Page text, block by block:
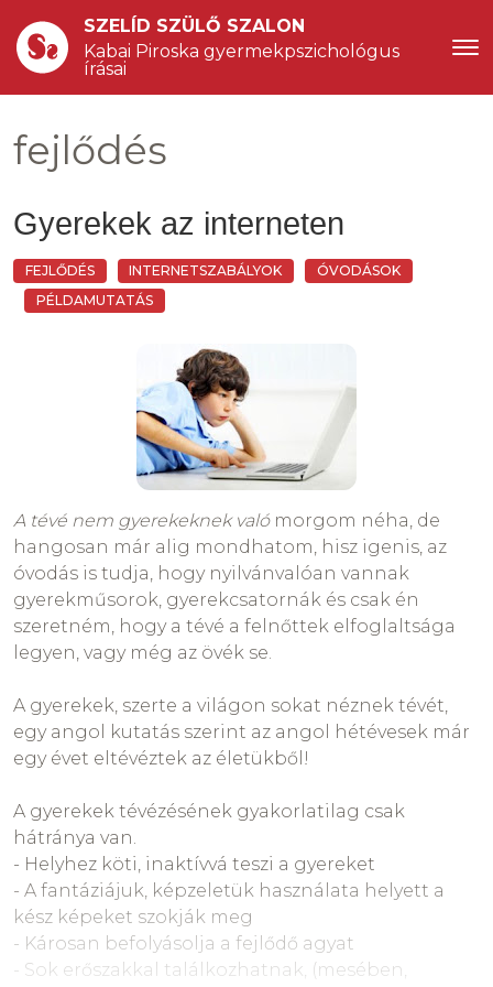
SZELÍD SZÜLŐ SZALON
Kabai Piroska gyermekpszichológus
írásai
fejlődés
Gyerekek az interneten
FEJLŐDÉS INTERNETSZABÁLYOK
ÓVODÁSOK
PÉLDAMUTATÁS
A tévé nem gyerekeknek valómorgom néha, de
hangosan már alig mondhatom, hisz igenis, az
óvodás is tudja, hogy nyilvánvalóan vannak
gyerekműsorok, gyerekcsatornák és csak én
szeretném, hogy a tévé a felnőttek elfoglaltsága
legyen, vagy még az övék se.
A gyerekek, szerte a világon sokat néznek tévét,
egy angol kutatás szerint az angol hétévesek már
egy évet eltévéztek az életükből!
A gyerekek tévézésének gyakorlatilag csak
hátránya van.
- Helyhez köti, inaktívvá teszi a gyereket
- A fantáziájuk, képzeletük használata helyett a
kész képeket szokják meg
- Károsan befolyásolja a fejlődő agyat
- Sok erőszakkal találkozhatnak, (mesében,